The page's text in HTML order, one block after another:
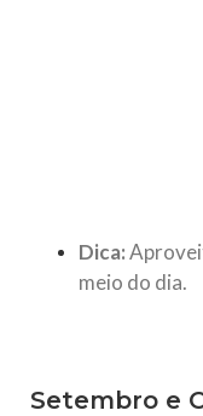
Dica:
meio do dia.
Setembro e